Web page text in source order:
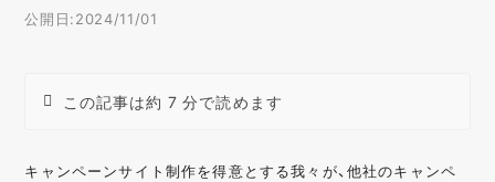
公開日:2024/11/01
この記事は約 7 分で読めます
キャンペーンサイト制作を得意とする我々が、他社のキャンペ